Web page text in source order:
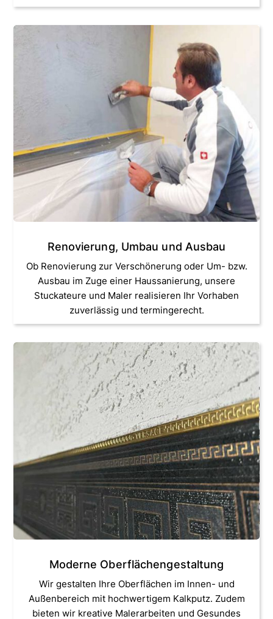
Renovierung, Umbau und Ausbau
Ob Renovierung zur Verschönerung oder Um- bzw.
Ausbau im Zuge einer Haussanierung, unsere
Stuckateure und Maler realisieren Ihr Vorhaben
zuverlässig und termingerecht.
Moderne Oberflächengestaltung
Wir gestalten Ihre Oberflächen im Innen- und
Außenbereich mit hochwertigem Kalkputz. Zudem
bieten wir kreative Malerarbeiten und Gesundes